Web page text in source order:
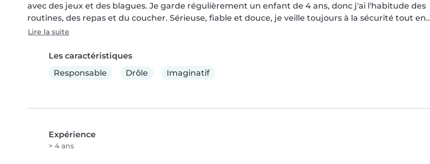
avec des jeux et des blagues. Je garde régulièrement un enfant de 4 ans, donc j'ai l'habitude des
routines, des repas et du coucher. Sérieuse, fiable et douce, je veille toujours à la sécurité tout en..
Lire la suite
Les caractéristiques
Responsable
Drôle Imaginatif
Expérience
> 4 ans